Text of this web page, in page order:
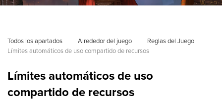
Todos los apartados Alrededor del juego
Reglas del Juego
Límites automáticos de uso compartido de recursos
Límites automáticos de uso
compartido de recursos